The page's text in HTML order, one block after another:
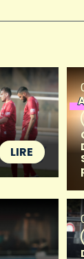
LIRE